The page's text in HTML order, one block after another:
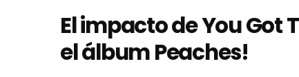
El impacto de You Got
el álbum Peaches!